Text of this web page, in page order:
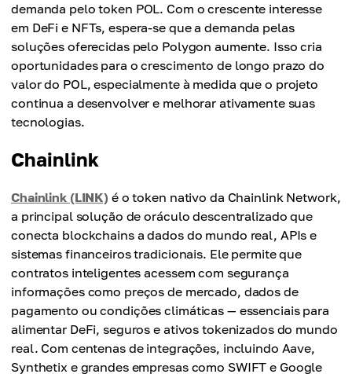
demanda pelo token POL. Com o crescente interesse
em DeFi e NFTs, espera-se que a demanda pelas
soluções oferecidas pelo Polygon aumente. Isso cria
oportunidades para o crescimento de longo prazo do
valor do POL, especialmente à medida que o projeto
continua a desenvolver e melhorar ativamente suas
tecnologias.
Chainlink
Chainlink (LINK) é o token nativo da Chainlink Network,
a principal solução de oráculo descentralizado que
conecta blockchains a dados do mundo real, APIs e
sistemas financeiros tradicionais. Ele permite que
contratos inteligentes acessem com segurança
informações como preços de mercado, dados de
pagamento ou condições climáticas — essenciais para
alimentar DeFi, seguros e ativos tokenizados do mundo
real. Com centenas de integrações, incluindo Aave,
Synthetix e grandes empresas como SWIFT e Google